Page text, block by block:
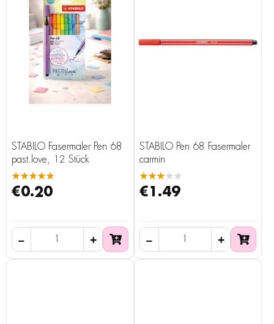
STABILO Fasermaler Pen 68
past.love, 12 Stück
★★★★★
€0.20
STABILO Pen 68 Fasermaler
carmin
★★★★★
€1.49